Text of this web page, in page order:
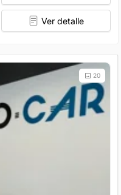
Ver detalle
20